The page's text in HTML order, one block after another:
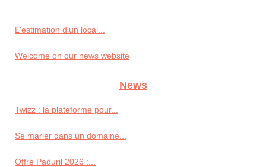
L'estimation d'un local...
Welcome on our news website
News
Twizz : la plateforme pour...
Se marier dans un domaine...
Offre Paduril 2026 :...